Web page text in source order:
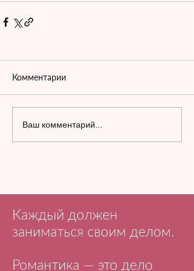
Комментарии
Ваш комментарий...
Каждый должен
заниматься своим делом.
Романтика — это дело